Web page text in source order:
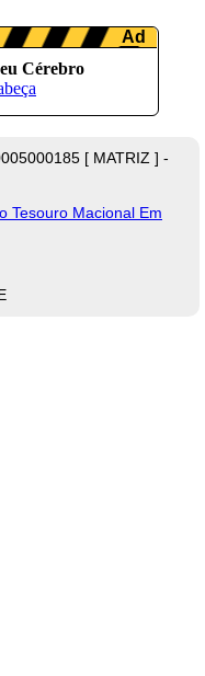
[ MATRIZ ] -
Tesouro Macional Em